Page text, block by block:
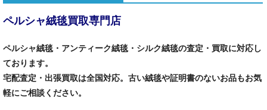
ペルシャ絨毯買取専門店
ペルシャ絨毯・アンティーク絨毯・シルク絨毯の査定・買取に対応し
ております。
宅配査定・出張買取は全国対応。古い絨毯や証明書のないお品もお気
軽にご相談ください。